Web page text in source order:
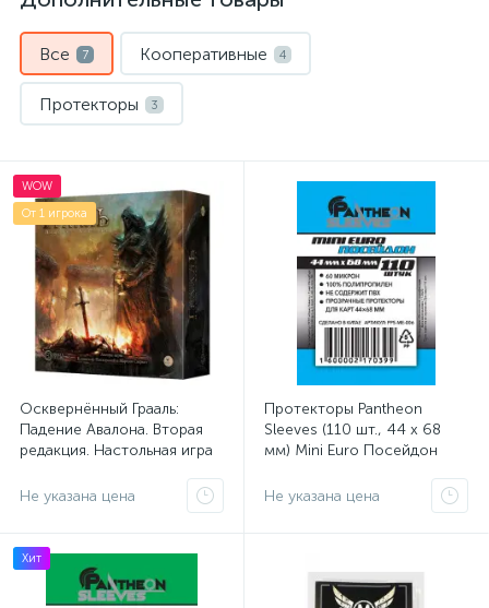
Все 7 Кооперативные 4
Протекторы 3
WOW
От 1 игрока
Осквернённый Грааль:
Падение Авалона. Вторая
редакция. Настольная игра
Не указана цена
Протекторы Pantheon
Sleeves (110 шт., 44 x 68
мм) Mini Euro Посейдон
Не указана цена
Хит